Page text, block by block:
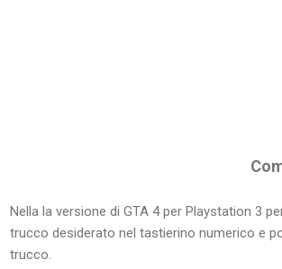
Nella la versione di GTA 4 per Playstation 3
trucco desiderato nel tastierino numerico e
trucco.